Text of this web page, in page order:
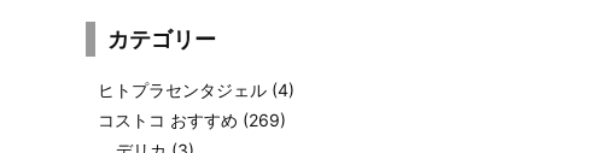
カテゴリー
ヒトプラセンタジェル (4)
コストコ おすすめ (269)